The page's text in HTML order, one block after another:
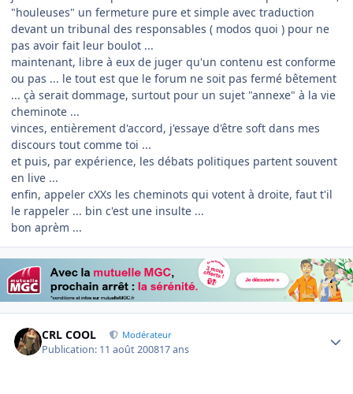
"houleuses" un fermeture pure et simple avec traduction
devant un tribunal des responsables ( modos quoi ) pour ne
pas avoir fait leur boulot ...
maintenant, libre à eux de juger qu'un contenu est conforme
ou pas ... le tout est que le forum ne soit pas fermé bêtement
... çà serait dommage, surtout pour un sujet "annexe" à la vie
cheminote ...
vinces, entièrement d'accord, j'essaye d'être soft dans mes
discours tout comme toi ...
et puis, par expérience, les débats politiques partent souvent
en live ...
enfin, appeler cXXs les cheminots qui votent à droite, faut t'il
le rappeler ... bin c'est une insulte ...
bon aprèm ...
CRL COOL Modérateur
Publication: 11 août 200817 ans